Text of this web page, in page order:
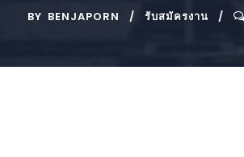
BY BENJAPORN รับสมัครงาน